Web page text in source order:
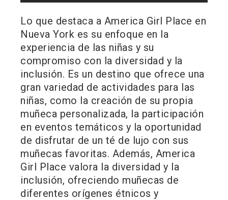
Lo que destaca a America Girl Place en
Nueva York es su enfoque en la
experiencia de las niñas y su
compromiso con la diversidad y la
inclusión. Es un destino que ofrece una
gran variedad de actividades para las
niñas, como la creación de su propia
muñeca personalizada, la participación
en eventos temáticos y la oportunidad
de disfrutar de un té de lujo con sus
muñecas favoritas. Además, America
Girl Place valora la diversidad y la
inclusión, ofreciendo muñecas de
diferentes orígenes étnicos y